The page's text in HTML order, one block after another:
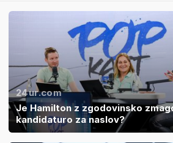
24ur.com
Je Hamilton z zgodovinsko
kandidaturo za naslov?